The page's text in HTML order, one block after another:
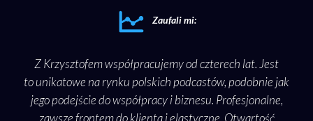
Zaufali mi:
Z Krzysztofem współpracujemy od czterech lat. Jest
to unikatowe na rynku polskich podcastów, podobnie jak
jego podejście do współpracy i biznesu. Profesjonalne,
zawsze frontem do klienta i elastyczne. Otwartość